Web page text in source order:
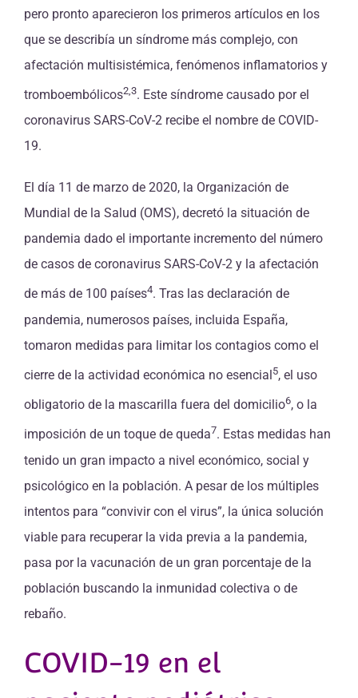
pero pronto aparecieron los primeros artículos en los
que se describía un síndrome más complejo, con
afectación multisistémica, fenómenos inflamatorios y
tromboembólicos2,3. Este síndrome causado por el
coronavirus SARS-CoV-2 recibe el nombre de COVID-
19.
El día 11 de marzo de 2020, la Organización de
Mundial de la Salud (OMS), decretó la situación de
pandemia dado el importante incremento del número
de casos de coronavirus SARS-CoV-2 y la afectación
de más de 100 países4. Tras las declaración de
pandemia, numerosos países, incluida España,
tomaron medidas para limitar los contagios como el
cierre de la actividad económica no esencial5, el uso
obligatorio de la mascarilla fuera del domicilio6, o la
imposición de un toque de queda7. Estas medidas han
tenido un gran impacto a nivel económico, social y
psicológico en la población. A pesar de los múltiples
intentos para “convivir con el virus”, la única solución
viable para recuperar la vida previa a la pandemia,
pasa por la vacunación de un gran porcentaje de la
población buscando la inmunidad colectiva o de
rebaño.
COVID-19 en el